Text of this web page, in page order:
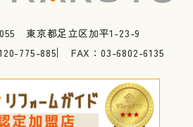
東京都足立区加平1-23-9
775-885
FAX：03-6802-6135